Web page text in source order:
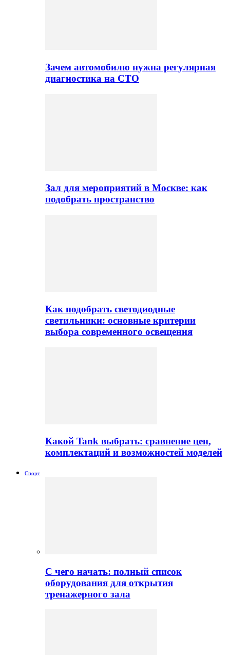
Зачем автомобилю нужна регулярная
диагностика на СТО
Зал для мероприятий в Москве: как
подобрать пространство
Как подобрать светодиодные
светильники: основные критерии
выбора современного освещения
Какой Tank выбрать: сравнение цен,
комплектаций и возможностей моделей
Спорт
С чего начать: полный список
оборудования для открытия
тренажерного зала